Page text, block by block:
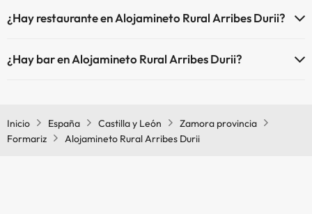
comunes.
¿Hay restaurante en Alojamineto Rural Arribes Durii?
¿Hay bar en Alojamineto Rural Arribes Durii?
Inicio España Castilla y León
Zamora provincia
Formariz
Alojamineto Rural Arribes Durii